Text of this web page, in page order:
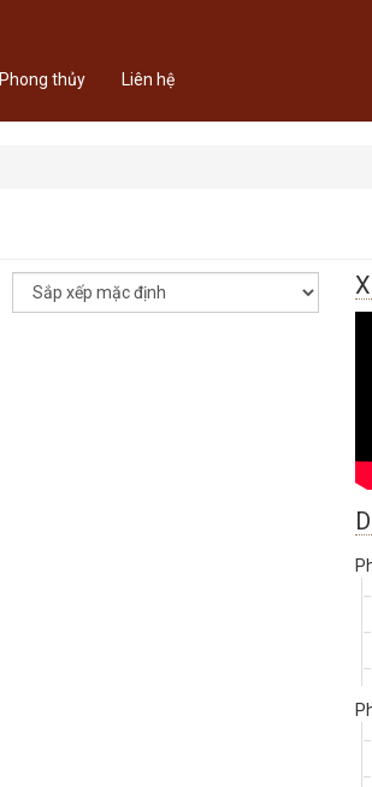
Phong thủy Liên hệ